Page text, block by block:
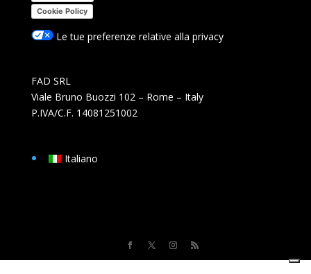
Cookie Policy
Le tue preferenze relative alla privacy
FAD SRL
Viale Bruno Buozzi 102 – Rome – Italy
P.IVA/C.F. 14081251002
Italiano